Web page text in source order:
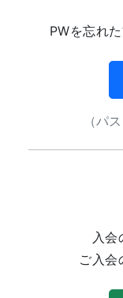
PWを忘れ
（パ
入会
ご入会